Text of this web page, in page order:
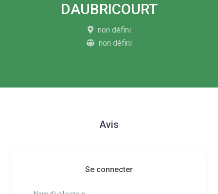
DAUBRICOURT
non défini
non défini
Avis
Se connecter